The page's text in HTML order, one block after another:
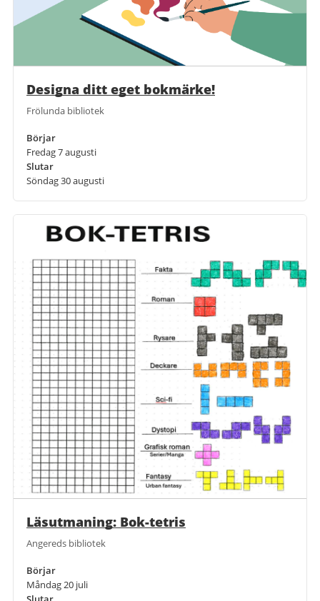
Designa ditt eget bokmärke!
Frölunda bibliotek
Börjar
Fredag 7 augusti
Slutar
Söndag 30 augusti
Läsutmaning: Bok-tetris
Angereds bibliotek
Börjar
Måndag 20 juli